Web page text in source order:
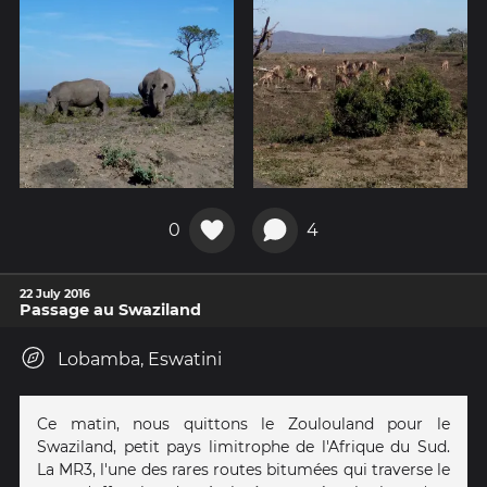
0 4
22 July 2016
Passage au Swaziland
Lobamba, Eswatini
Ce matin, nous quittons le Zoulouland pour le
Swaziland, petit pays limitrophe de l'Afrique du Sud.
La MR3, l'une des rares routes bitumées qui traverse le